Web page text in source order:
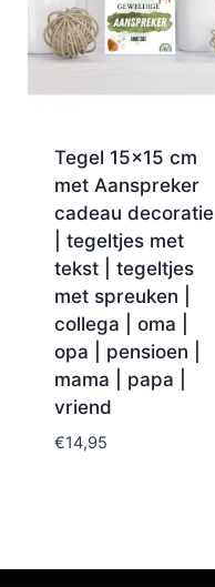
Tegel 15×15 cm
met Aanspreker
cadeau decoratie
| tegeltjes met
tekst | tegeltjes
met spreuken |
collega | oma |
opa | pensioen |
mama | papa |
vriend
€14,95